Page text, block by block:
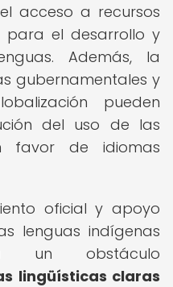
acceso a recursos
para el desarrollo y
Además, la
gubernamentales y
pueden
del uso de las
favor de idiomas
oficial y apoyo
lenguas indígenas
un obstáculo
lingüísticas claras